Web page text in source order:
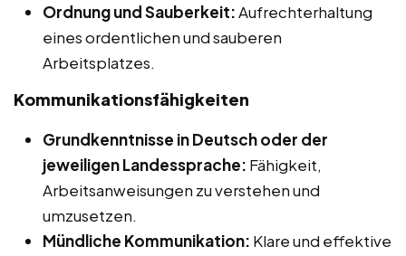
Ordnung und Sauberkeit:Aufrechterhaltung
eines ordentlichen und sauberen
Arbeitsplatzes.
Kommunikationsfähigkeiten
Grundkenntnisse in Deutsch oder der
jeweiligen Landessprache: Fähigkeit,
Arbeitsanweisungen zu verstehen und
umzusetzen.
Mündliche Kommunikation: Klare und effektive